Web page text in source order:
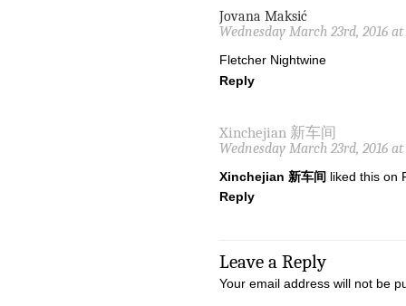
Jovana Maksić
Wednesday March 23rd, 2016
Fletcher Nightwine
Reply
Xinchejian 新车间
Wednesday March 23rd, 2016 at
Xinchejian 新车间 liked this on
Reply
Leave a Reply
Your email address will not be